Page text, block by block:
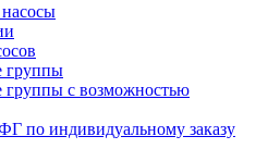
группы
группы с возможностью
по индивидуальному заказу